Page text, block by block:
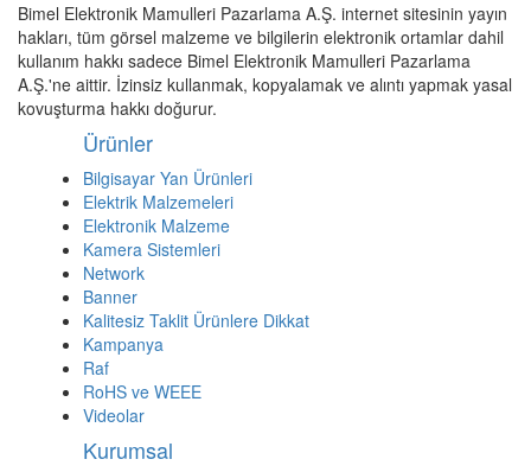
Bimel Elektronik Mamulleri Pazarlama A.Ş. internet sitesinin yayın
hakları, tüm görsel malzeme ve bilgilerin elektronik ortamlar dahil
kullanım hakkı sadece Bimel Elektronik Mamulleri Pazarlama
A.Ş.'ne aittir. İzinsiz kullanmak, kopyalamak ve alıntı yapmak yasal
kovuşturma hakkı doğurur.
Ürünler
Bilgisayar Yan Ürünleri
Elektrik Malzemeleri
Elektronik Malzeme
Kamera Sistemleri
Network
Banner
Kalitesiz Taklit Ürünlere Dikkat
Kampanya
Raf
RoHS ve WEEE
Videolar
Kurumsal